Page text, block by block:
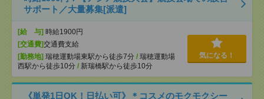
サポート／大量募集[派遣]
[給 与] 時給1900円
[交通費]交通費支給
[勤務地] 瑞穂運動場東駅から徒歩7分 / 瑞穂運動場
西駅から徒歩10分 / 新瑞橋駅から徒歩10分
気になる！
《単発1日OK！日払い可》＊コスメのモクモクシー